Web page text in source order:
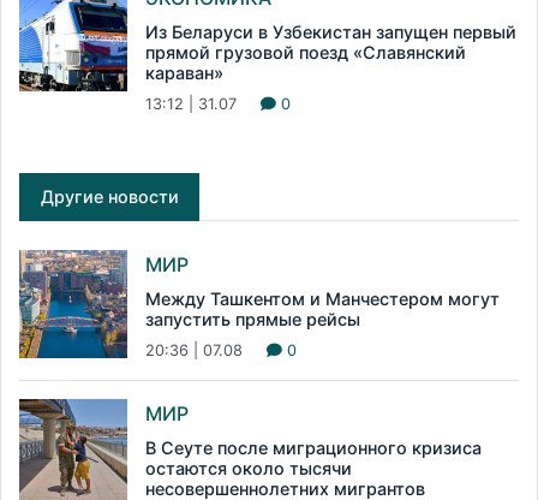
Из Беларуси в Узбекистан запущен первый
прямой грузовой поезд «Славянский
караван»
13:12 | 31.07 0
Другие новости
МИР
Между Ташкентом и Манчестером могут
запустить прямые рейсы
20:36 | 07.08 0
МИР
В Сеуте после миграционного кризиса
остаются около тысячи
несовершеннолетних мигрантов